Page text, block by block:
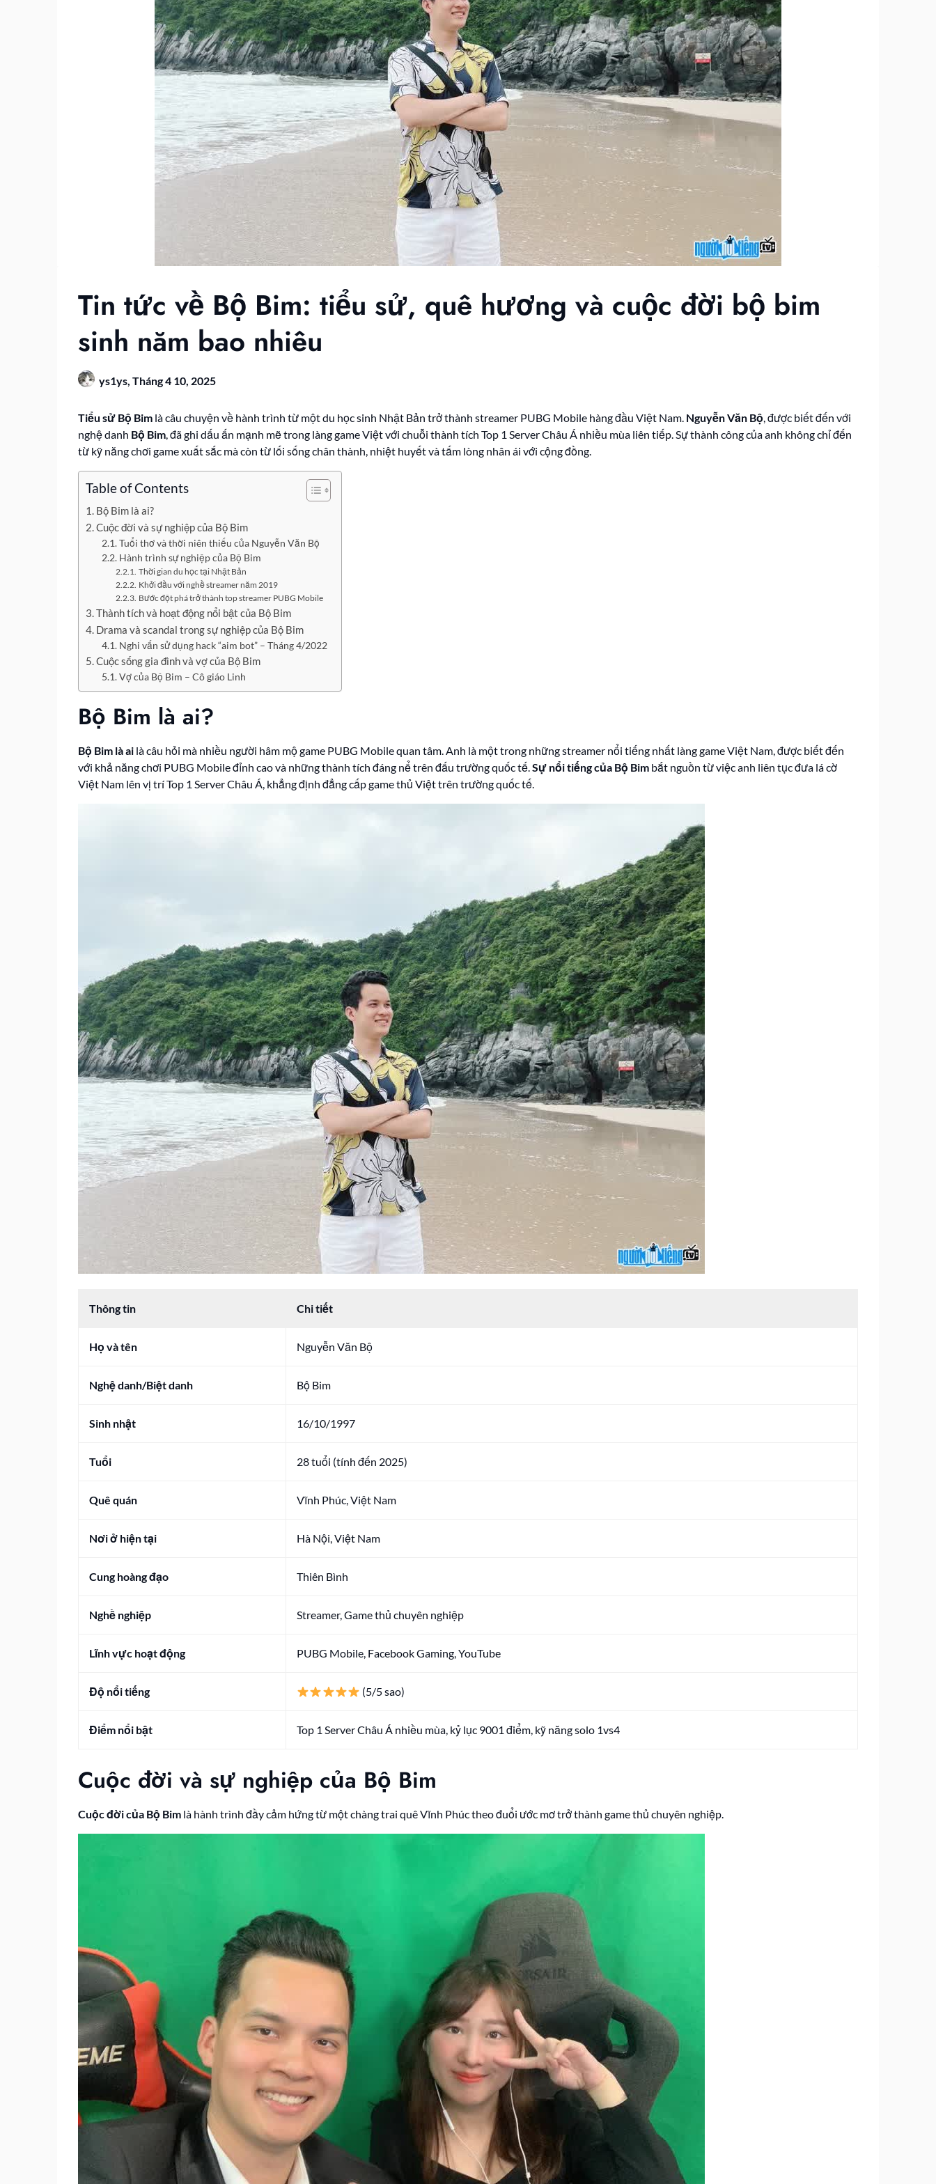
Tin tức về Bộ Bim: tiểu sử, quê hương và cuộc đời bộ bim
sinh năm bao nhiêu
ys1ys, Tháng 4 10, 2025
Tiểu sử Bộ Bim là câu chuyện về hành trình từ một du học sinh Nhật Bản trở thành streamer PUBG Mobile hàng đầu Việt Nam. Nguyễn Văn Bộ, được biết đến với
nghệ danh Bộ Bim, đã ghi dấu ấn mạnh mẽ trong làng game Việt với chuỗi thành tích Top 1 Server Châu Á nhiều mùa liên tiếp. Sự thành công của anh không chỉ đến
từ kỹ năng chơi game xuất sắc mà còn từ lối sống chân thành, nhiệt huyết và tấm lòng nhân ái với cộng đồng.
Table of Contents
Bộ Bim là ai?
Cuộc đời và sự nghiệp của Bộ Bim
Tuổi thơ và thời niên thiếu của Nguyễn Văn Bộ
Hành trình sự nghiệp của Bộ Bim
Thời gian du học tại Nhật Bản
Khởi đầu với nghề streamer năm 2019
Bước đột phá trở thành top streamer PUBG Mobile
Thành tích và hoạt động nổi bật của Bộ Bim
Drama và scandal trong sự nghiệp của Bộ Bim
Nghi vấn sử dụng hack “aim bot” – Tháng 4/2022
Cuộc sống gia đình và vợ của Bộ Bim
Vợ của Bộ Bim – Cô giáo Linh
Bộ Bim là ai?
Bộ Bim là ai là câu hỏi mà nhiều người hâm mộ game PUBG Mobile quan tâm. Anh là một trong những streamer nổi tiếng nhất làng game Việt Nam, được biết đến
với khả năng chơi PUBG Mobile đỉnh cao và những thành tích đáng nể trên đấu trường quốc tế.Sự nổi tiếng của Bộ Bim bắt nguồn từ việc anh liên tục đưa lá cờ
Việt Nam lên vị trí Top 1 Server Châu Á, khẳng định đẳng cấp game thủ Việt trên trường quốc tế.
Thông tin Chi tiết
Họ và tên Nguyễn Văn Bộ
Nghệ danh/Biệt danh Bộ Bim
Sinh nhật 16/10/1997
Tuổi 28 tuổi (tính đến 2025)
Quê quán Vĩnh Phúc, Việt Nam
Nơi ở hiện tại Hà Nội, Việt Nam
Cung hoàng đạo Thiên Bình
Nghề nghiệp Streamer, Game thủ chuyên nghiệp
Lĩnh vực hoạt động PUBG Mobile, Facebook Gaming, YouTube
Độ nổi tiếng (5/5 sao)
Điểm nổi bật Top 1 Server Châu Á nhiều mùa, kỷ lục 9001 điểm, kỹ năng solo 1vs4
Cuộc đời và sự nghiệp của Bộ Bim
Cuộc đời của Bộ Bim là hành trình đầy cảm hứng từ một chàng trai quê Vĩnh Phúc theo đuổi ước mơ trở thành game thủ chuyên nghiệp.